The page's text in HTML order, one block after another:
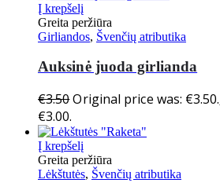
Į krepšelį
Greita peržiūra
Girliandos, Švenčių atributika
Auksinė juoda girlianda
€3.50Original price was: €3.50.
€3.00.
Į krepšelį
Greita peržiūra
Lėkštutės, Švenčių atributika